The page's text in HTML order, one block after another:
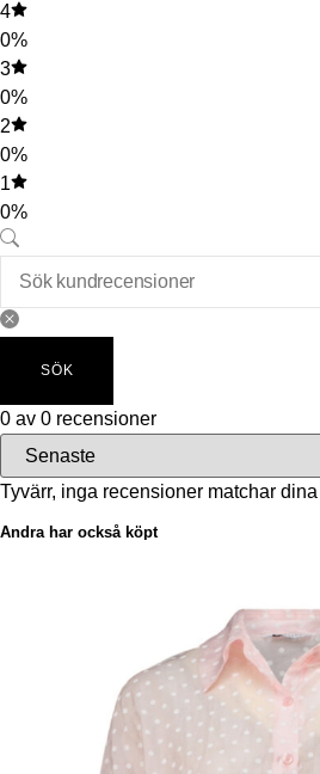
4
0%
3
0%
2
0%
1
0%
SÖK
0 av 0 recensioner
Tyvärr, inga recensioner matchar
Andra har också köpt